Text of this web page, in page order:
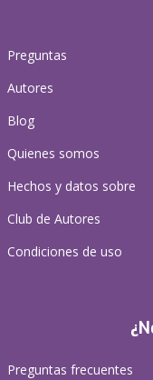
Preguntas
Autores
Blog
Quienes somos
Hechos y datos sobre
Club de Autores
Condiciones de uso
Preguntas frecuentes